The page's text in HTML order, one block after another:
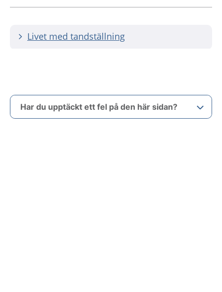
Livet med tandställning
Har du upptäckt ett fel på den här sidan?